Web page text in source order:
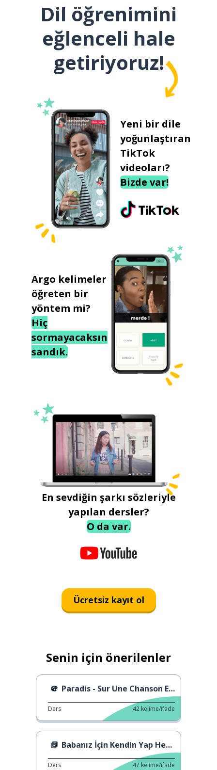
Dil öğrenimini
eğlenceli hale
getiriyoruz!
Yeni bir dile
yoğunlaştıran
TikTok
videoları?
Bizde var!
Argo kelimeler
öğreten bir
yöntem mi?
Hiç
sormayacaksın
sandık.
En sevdiğin şarkı sözleriyle
yapılan dersler?
O da var.
Ücretsiz kayıt ol
Senin için önerilenler
Paradis - Sur Une Chanson En Français
Ders 42 kelime/ifade
Babanız İçin Kendin Yap Hediye Fikri
Ders 47 kelime/ifade